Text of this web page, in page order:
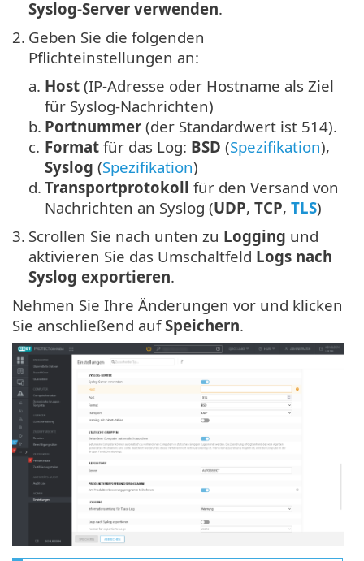
Syslog-Server verwenden.
2. Geben Sie die folgenden
Pflichteinstellungen an:
a. Host (IP-Adresse oder Hostname als Ziel
für Syslog-Nachrichten)
b. Portnummer (der Standardwert ist 514).
c. Format für das Log: BSD (Spezifikation),
Syslog (Spezifikation)
d. Transportprotokoll für den Versand von
Nachrichten an Syslog (UDP, TCP, TLS)
3. Scrollen Sie nach unten zu Logging und
aktivieren Sie das Umschaltfeld Logs nach
Syslog exportieren.
Nehmen Sie Ihre Änderungen vor und klicken
Sie anschließend aufSpeichern.